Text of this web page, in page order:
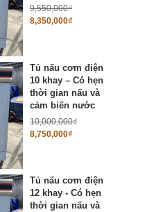
9,550,000₫
8,350,000₫
Tủ nấu cơm điện
10 khay – Có hẹn
thời gian nấu và
cảm biến nước
10,000,000₫
8,750,000₫
Tủ nấu cơm điện
12 khay - Có hẹn
thời gian nấu và